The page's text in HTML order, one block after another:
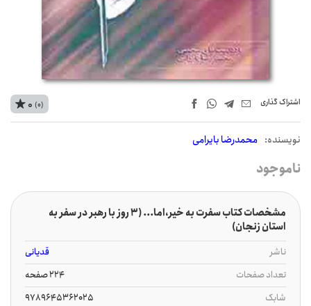
اشتراک‌ گذاری
نويسنده: محمدرضا بایرامی
0 (0)
ناموجود
مشخصات کتاب سفرت به خیر،اما... (3 روز با رهبر در سفر به
استان زنجان)
ناشر
قدیانی
تعداد صفحات
224 صفحه
شابک
9789645362025